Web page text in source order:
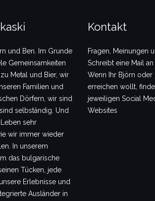
und Ben. Im Grunde
Gemeinsamkeiten
Metal und Bier, wir
Familien und
Dörfern, wir sind
selbständig. Und
sehr
wir immer wieder
In unserem
das bulgarische
Tücken, jede
Erlebnisse und
Ausländer in
Kontakt
Fragen, Meinungen
Schreibt eine Mail an
Wenn Ihr Björn oder
erreichen wollt,
jeweiligen Social
Websites